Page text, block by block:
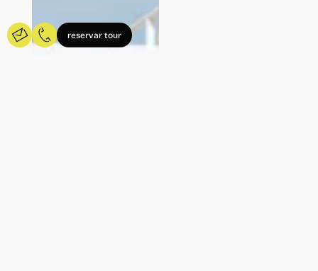
reservar tour